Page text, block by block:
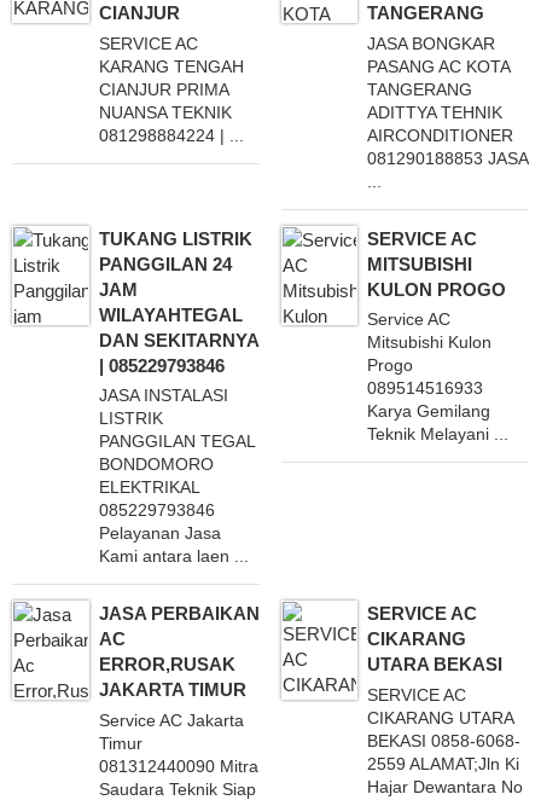
CIANJUR
SERVICE AC
KARANG TENGAH
CIANJUR PRIMA
NUANSA TEKNIK
081298884224 | ...
TANGERANG
JASA BONGKAR
PASANG AC KOTA
TANGERANG
ADITTYA TEHNIK
AIRCONDITIONER
081290188853 JASA
TUKANG LISTRIK
PANGGILAN 24
JAM
WILAYAHTEGAL
DAN SEKITARNYA
| 085229793846
JASA INSTALASI
LISTRIK
PANGGILAN TEGAL
BONDOMORO
ELEKTRIKAL
085229793846
Pelayanan Jasa
Kami antara laen ...
SERVICE AC
MITSUBISHI
KULON PROGO
Service AC
Mitsubishi Kulon
Progo
089514516933
Karya Gemilang
Teknik Melayani ...
JASA PERBAIKAN
AC
ERROR,RUSAK
JAKARTA TIMUR
Service AC Jakarta
Timur
081312440090 Mitra
Saudara Teknik Siap
SERVICE AC
CIKARANG
UTARA BEKASI
SERVICE AC
CIKARANG UTARA
BEKASI 0858-6068-
2559 ALAMAT;Jln Ki
Hajar Dewantara No